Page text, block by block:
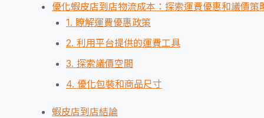
優化蝦皮店到店物流成本：探索運費優惠和議價策
1. 瞭解運費優惠政策
2. 利用平台提供的運費工具
3. 探索議價空間
4. 優化包裝和商品尺寸
蝦皮店到店結論